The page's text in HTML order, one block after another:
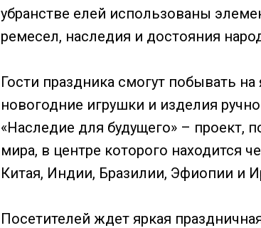
убранстве елей использованы
ремесел, наследия и достояния
Гости праздника смогут побывать
новогодние игрушки и изделия
«Наследие для будущего» –
мира, в центре которого находится
Китая, Индии, Бразилии, Эфиопии и
Посетителей ждет яркая